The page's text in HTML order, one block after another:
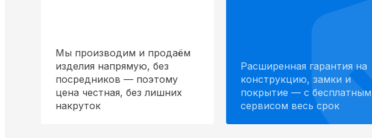
Мы производим и продаём
изделия напрямую, без
посредников — поэтому
цена честная, без лишних
накруток
Расширенная гарантия на
конструкцию, замки и
покрытие — с бесплатным
сервисом весь срок